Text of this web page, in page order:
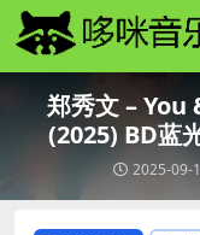
郑秀文 – You
(2025) BD蓝
2025-09-